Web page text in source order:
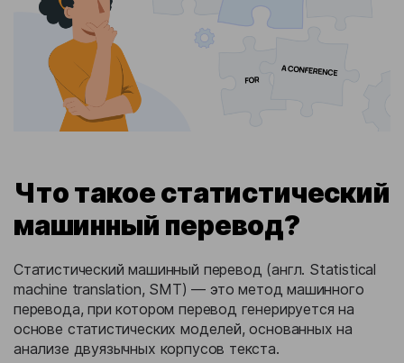
Что такое статистический
машинный перевод?
Статистический машинный перевод (англ. Statistical
machine translation, SMT) — это метод машинного
перевода, при котором перевод генерируется на
основе статистических моделей, основанных на
анализе двуязычных корпусов текста.